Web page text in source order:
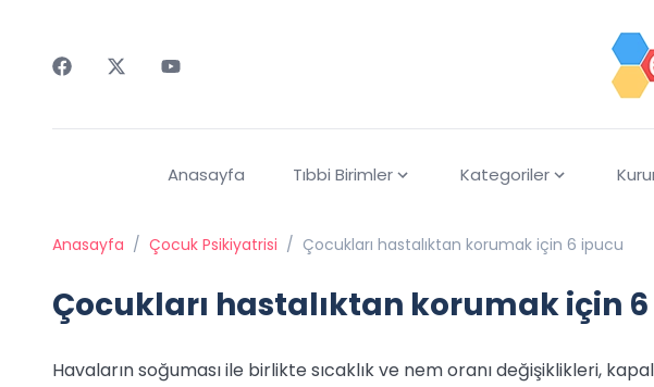
Anasayfa Tıbbi Birimler Kategoriler
Anasayfa / Çocuk Psikiyatrisi / Çocukları hastalıktan korumak için 6 ipucu
Çocukları hastalıktan korumak için
Havaların soğuması ile birlikte sıcaklık ve nem oranı değişiklikleri,